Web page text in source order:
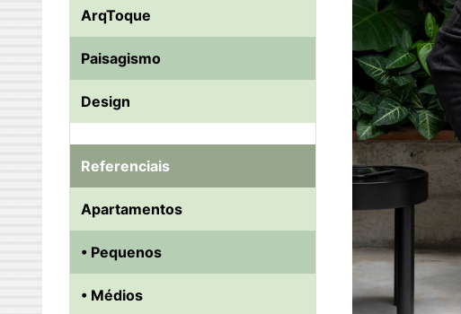
ArqToque
Paisagismo
Design
Referenciais
Apartamentos
• Pequenos
• Médios